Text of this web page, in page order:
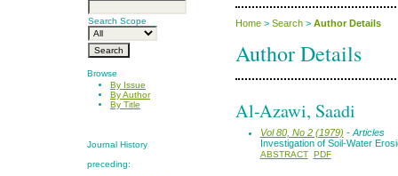
Search Scope
Browse
By Issue
By Author
By Title
Journal History
preceding:
Home> Search> Author Details
Author Details
Al-Azawi, Saadi
Vol 80, No 2 (1979) - Articles
Investigation of Soil-Water
ABSTRACT PDF